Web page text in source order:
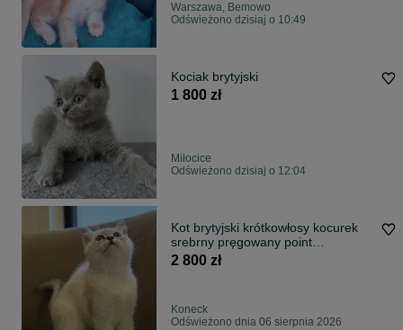
Warszawa, Bemowo
Odświeżono dzisiaj o 10:49
Kociak brytyjski
1 800 zł
Miłocice
Odświeżono dzisiaj o 12:04
Kot brytyjski krótkowłosy kocurek
srebrny pręgowany point
colourpoint z rodowodem
2 800 zł
Koneck
Odświeżono dnia 06 sierpnia 2026